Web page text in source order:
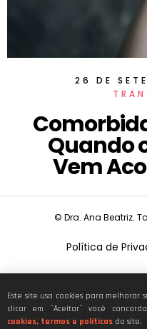
26 DE
Quando
Vem
© Dra. Ana Beatriz.
Política de
CNPJ:
Este site usa cookies para melhorar
clicar em ¨Aceitar¨ você
cookies, termos e políticas do site.